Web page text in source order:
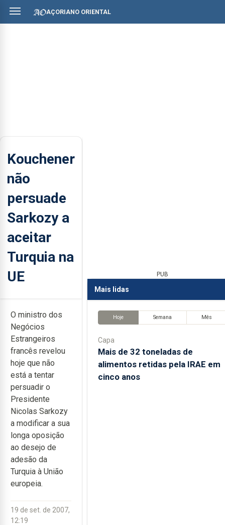
AÇORIANO ORIENTAL
Kouchener
não
persuade
Sarkozy a
aceitar
Turquia na
UE
O ministro dos
Negócios
Estrangeiros
francês revelou
hoje que não
está a tentar
persuadir o
Presidente
Nicolas Sarkozy
a modificar a sua
longa oposição
ao desejo de
adesão da
Turquia à União
europeia.
19 de set. de 2007,
12:19
PUB
Mais lidas
Hoje Semana Mês
Capa
Mais de 32 toneladas de
alimentos retidas pela IRAE em
cinco anos